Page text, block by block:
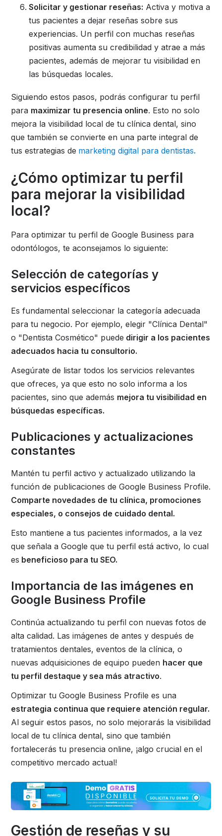
Solicitar y gestionar reseñas: Activa y motiva a
tus pacientes a dejar reseñas sobre sus
experiencias. Un perfil con muchas reseñas
positivas aumenta su credibilidad y atrae a más
pacientes, además de mejorar tu visibilidad en
las búsquedas locales.
Siguiendo estos pasos, podrás configurar tu perfil
para maximizar tu presencia online. Esto no solo
mejora la visibilidad local de tu clínica dental, sino
que también se convierte en una parte integral de
tus estrategias de marketing digital para dentistas.
¿Cómo optimizar tu perfil
para mejorar la visibilidad
local?
Para optimizar tu perfil de Google Business para
odontólogos, te aconsejamos lo siguiente:
Selección de categorías y
servicios específicos
Es fundamental seleccionar la categoría adecuada
para tu negocio. Por ejemplo, elegir "Clínica Dental"
o "Dentista Cosmético" puede dirigir a los pacientes
adecuados hacia tu consultorio.
Asegúrate de listar todos los servicios relevantes
que ofreces, ya que esto no solo informa a los
pacientes, sino que además mejora tu visibilidad en
búsquedas específicas.
Publicaciones y actualizaciones
constantes
Mantén tu perfil activo y actualizado utilizando la
función de publicaciones de Google Business Profile.
Comparte novedades de tu clínica, promociones
especiales, o consejos de cuidado dental.
Esto mantiene a tus pacientes informados, a la vez
que señala a Google que tu perfil está activo, lo cual
es beneficioso para tu SEO.
Importancia de las imágenes en
Google Business Profile
Continúa actualizando tu perfil con nuevas fotos de
alta calidad. Las imágenes de antes y después de
tratamientos dentales, eventos de la clínica, o
nuevas adquisiciones de equipo pueden hacer que
tu perfil destaque y sea más atractivo.
Optimizar tu Google Business Profile es una
estrategia continua que requiere atención regular.
Al seguir estos pasos, no solo mejorarás la visibilidad
local de tu clínica dental, sino que también
fortalecerás tu presencia online, ¡algo crucial en el
competitivo mercado actual!
Gestión de reseñas y su